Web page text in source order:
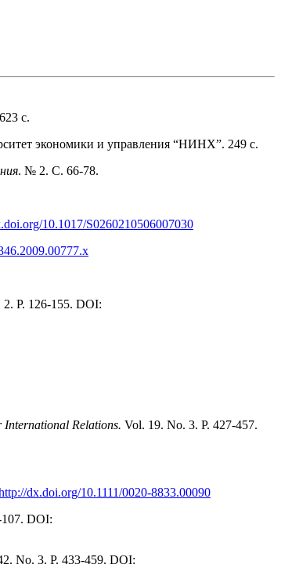
с.
экономики и управления “НИНХ”. 249 с.
. № 2. С. 66‑78.
10.1017/S0260210506007030
P. 126‑155. DOI:
Relations. Vol. 19. No. 3. P. 427‑457.
dx.doi.org/10.1111/0020‑8833.00090
DOI:
No. 3. P. 433‑459. DOI: